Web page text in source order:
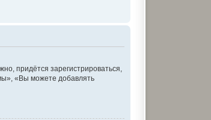
придётся зарегистрироваться,
«Вы можете добавлять